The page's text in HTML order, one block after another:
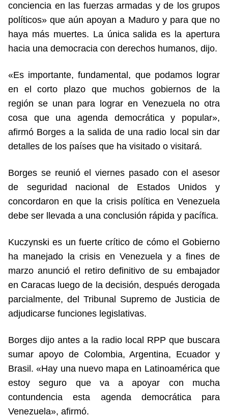
conciencia en las fuerzas armadas y de los grupos
políticos» que aún apoyan a Maduro y para que no
haya más muertes. La única salida es la apertura
hacia una democracia con derechos humanos, dijo.
«Es importante, fundamental, que podamos lograr
en el corto plazo que muchos gobiernos de la
región se unan para lograr en Venezuela no otra
cosa que una agenda democrática y popular»,
afirmó Borges a la salida de una radio local sin dar
detalles de los países que ha visitado o visitará.
Borges se reunió el viernes pasado con el asesor
de seguridad nacional de Estados Unidos y
concordaron en que la crisis política en Venezuela
debe ser llevada a una conclusión rápida y pacífica.
Kuczynski es un fuerte crítico de cómo el Gobierno
ha manejado la crisis en Venezuela y a fines de
marzo anunció el retiro definitivo de su embajador
en Caracas luego de la decisión, después derogada
parcialmente, del Tribunal Supremo de Justicia de
adjudicarse funciones legislativas.
Borges dijo antes a la radio local RPP que buscara
sumar apoyo de Colombia, Argentina, Ecuador y
Brasil. «Hay una nuevo mapa en Latinoamérica que
estoy seguro que va a apoyar con mucha
contundencia esta agenda democrática para
Venezuela», afirmó.